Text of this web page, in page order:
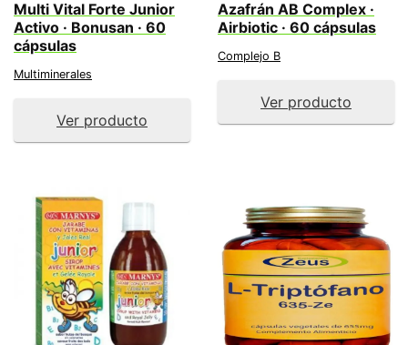
Multi Vital Forte Junior
Activo · Bonusan · 60
cápsulas
Multiminerales
Ver producto
Azafrán AB Complex ·
Airbiotic · 60 cápsulas
Complejo B
Ver producto